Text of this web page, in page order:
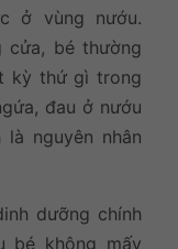
ở vùng nướu.
cửa, bé thường
kỳ thứ gì trong
đau ở nướu
nguyên nhân
dưỡng chính
bé không mấy